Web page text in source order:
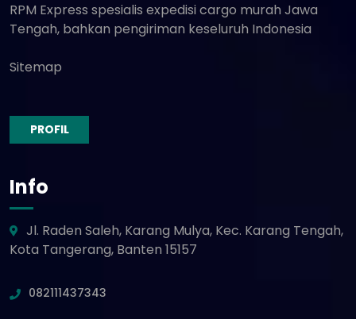
RPM Express spesialis expedisi cargo murah Jawa
Tengah, bahkan pengiriman keseluruh Indonesia
Sitemap
PROFIL
Info
Jl. Raden Saleh, Karang Mulya, Kec. Karang Tengah,
Kota Tangerang, Banten 15157
082111437343